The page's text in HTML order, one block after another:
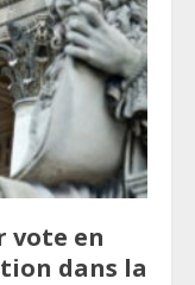
vote en
dans la